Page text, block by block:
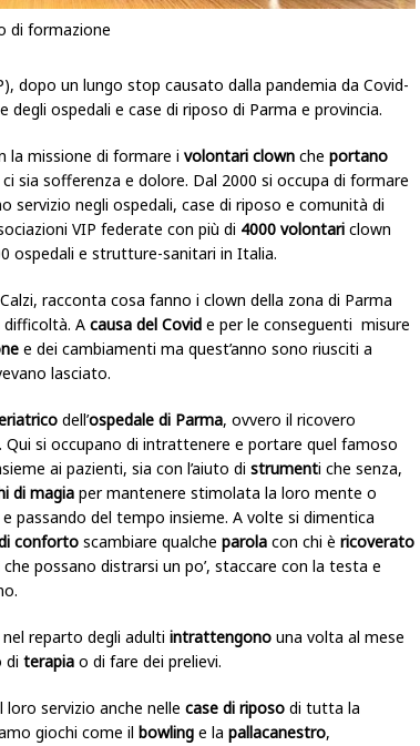
di formazione
dopo un lungo stop causato dalla pandemia da Covid-
ospedali e case di riposo di Parma e provincia.
la missione di formare i volontari clown che portano
sia sofferenza e dolore. Dal 2000 si occupa di formare
servizio negli ospedali, case di riposo e comunità di
VIP federate con più di 4000 volontari clown
ospedali e strutture-sanitari in Italia.
racconta cosa fanno i clown della zona di Parma
A causa del Covid e per le conseguenti misure
e dei cambiamenti ma quest’anno sono riusciti a
lasciato.
dell’ospedale di Parma, ovvero il ricovero
Qui si occupano di intrattenere e portare quel famoso
ai pazienti, sia con l’aiuto di strumenti che senza,
di magia per mantenere stimolata la loro mente o
passando del tempo insieme. A volte si dimentica
conforto scambiare qualche parola con chi è ricoverato
possano distrarsi un po’, staccare con la testa e
reparto degli adulti intrattengono una volta al mese
di terapia o di fare dei prelievi.
servizio anche nelle case di riposo di tutta la
giochi come il bowling e la pallacanestro,